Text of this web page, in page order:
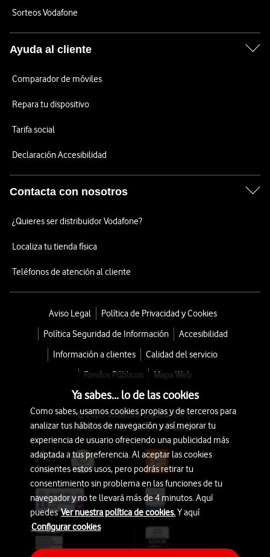
Sorteos Vodafone
Ayuda al cliente
Comparador de móviles
Repara tu dispositivo
Tarifa social
Declaración Accesibilidad
Contacta con nosotros
¿Quieres ser distribuidor Vodafone?
Localiza tu tienda física
Teléfonos de atención al cliente
Aviso Legal
Política de Privacidad y Cookies
Política Seguridad de Información
Accesibilidad
Información a clientes
Calidad del servicio
Fondos Públicos
Mapa Web
© 2026 Vodafone España S.A.U.
Avda. América 115, 28042 Madrid
Ya sabes... lo de las cookies
Como sabes, usamos cookies propias y de terceros para
analizar tus hábitos de navegación y así mejorar tu
experiencia de usuario ofreciendo una publicidad más
adaptada a tus preferencia. Al aceptar las cookies
consientes estos usos, pero podrás retirar tu
consentimiento sin problema en las funciones de tu
navegador y no te llevará más de 4 minutos. Aquí
puedesVer nuestra política de cookies.Y aquí
Configurar cookies